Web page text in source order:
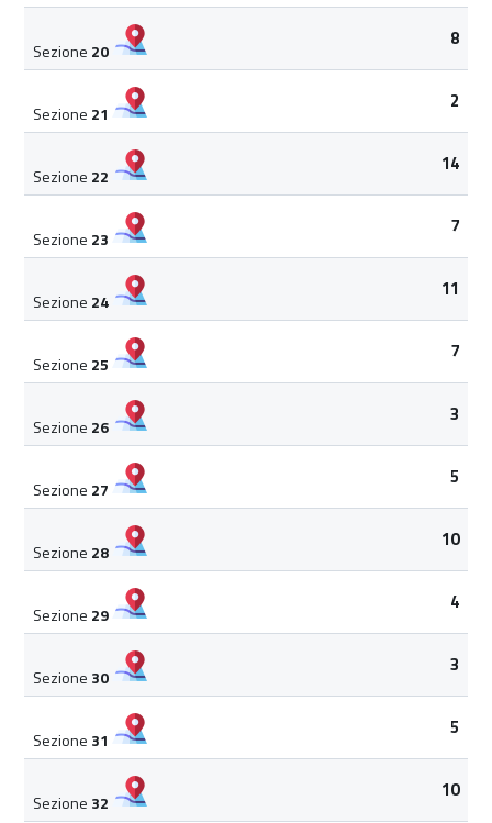
Sezione 20
8
Sezione 21
2
Sezione 22
14
Sezione 23
7
Sezione 24
11
Sezione 25
7
Sezione 26
3
Sezione 27
5
Sezione 28
10
Sezione 29
4
Sezione 30
3
Sezione 31
5
Sezione 32
10